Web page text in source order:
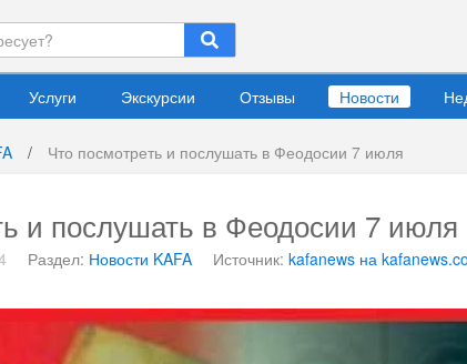
Услуги Экскурсии Отзывы Новости
/ Что посмотреть и послушать в Феодосии 7 июля
и послушать в Феодосии 7 июля
Раздел: Новости KAFA Источник: kafanews на